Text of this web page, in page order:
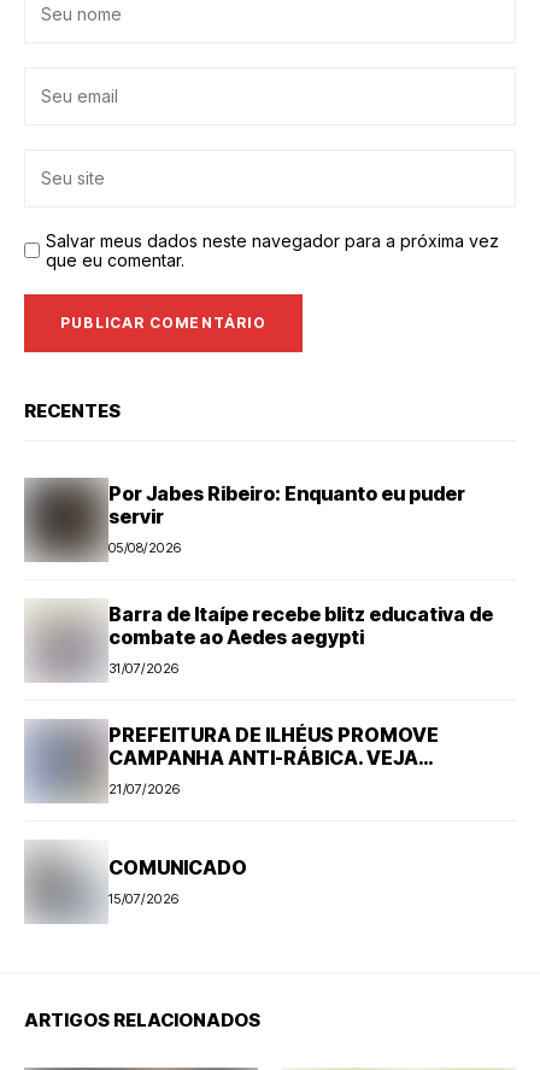
Salvar meus dados neste navegador para a próxima vez
que eu comentar.
RECENTES
Por Jabes Ribeiro: Enquanto eu puder
servir
05/08/2026
Barra de Itaípe recebe blitz educativa de
combate ao Aedes aegypti
31/07/2026
PREFEITURA DE ILHÉUS PROMOVE
CAMPANHA ANTI-RÁBICA. VEJA
PROGRAMAÇÃO
21/07/2026
COMUNICADO
15/07/2026
ARTIGOS RELACIONADOS